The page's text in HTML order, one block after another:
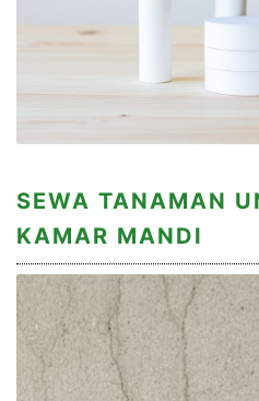
SEWA TANAMAN
KAMAR MANDI